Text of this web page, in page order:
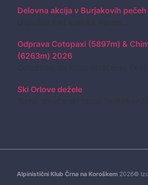
Delovna akcija v Burjakovih pečeh
Uspešna nad vse! AK Ravne...
Odprava Cotopaxi (5897m) &
(6263m) 2026
Odločitev, da letos obiščemo
Ski Orlove dežele
Turno smučarski tabor
Alpinistični Klub Črna na Koroškem 2026©